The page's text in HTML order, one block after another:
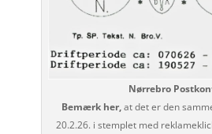
Nørrebro
Bemærk her,at det er den
20.2.26. i stemplet med